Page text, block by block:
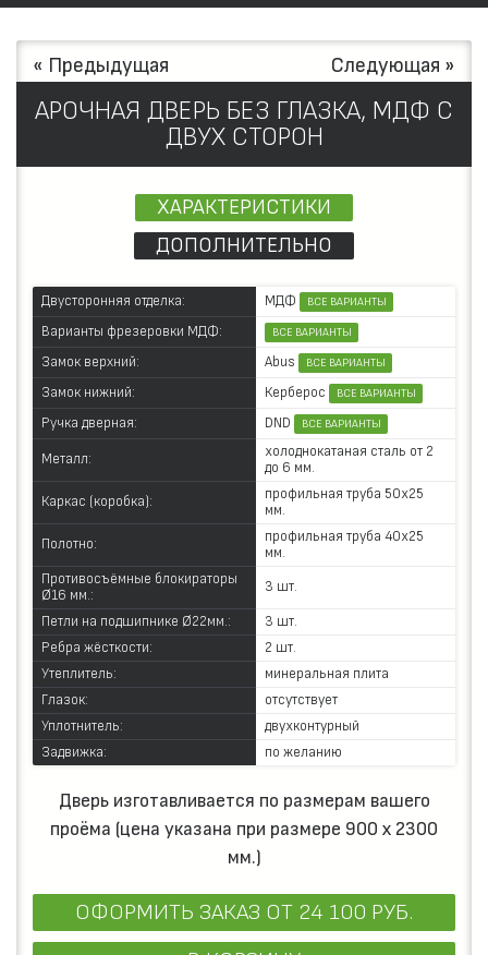
« Предыдущая Следующая »
АРОЧНАЯ ДВЕРЬ БЕЗ ГЛАЗКА, МДФ С
ДВУХ СТОРОН
ХАРАКТЕРИСТИКИ
ДОПОЛНИТЕЛЬНО
Двусторонняя отделка: МДФ ВСЕ ВАРИАНТЫ
Варианты фрезеровки МДФ: ВСЕ ВАРИАНТЫ
Замок верхний: Abus ВСЕ ВАРИАНТЫ
Замок нижний: Керберос ВСЕ ВАРИАНТЫ
Ручка дверная: DND ВСЕ ВАРИАНТЫ
Металл:
холоднокатаная сталь от 2
до 6 мм.
Каркас (коробка):
профильная труба 50х25
мм.
Полотно:
профильная труба 40х25
мм.
Противосъёмные блокираторы
Ø16 мм.:
3 шт.
Петли на подшипнике Ø22мм.:
3 шт.
Ребра жёсткости:
2 шт.
Утеплитель:
минеральная плита
Глазок:
отсутствует
Уплотнитель:
двухконтурный
Задвижка:
по желанию
Дверь изготавливается по размерам вашего
проёма (цена указана при размере 900 х 2300
мм.)
ОФОРМИТЬ ЗАКАЗ ОТ 24 100 РУБ.